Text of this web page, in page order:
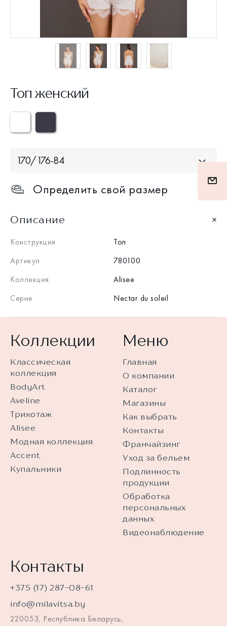
Топ женский
170/176-84
Определить свой размер
Описание
Конструкция
Топ
Артикул
780100
Коллекция
Alisee
Серия
Nectar du soleil
Коллекции
Классическая
коллекция
BodyArt
Aveline
Трикотаж
Alisee
Модная коллекция
Accent
Купальники
Меню
Главная
О компании
Каталог
Магазины
Как выбрать
Контакты
Франчайзинг
Уход за бельем
Подлинность
продукции
Обработка
персональных
данных
Видеонаблюдение
Контакты
+375 (17) 287-08-61
info@milavitsa.by
220053, Республика Беларусь,